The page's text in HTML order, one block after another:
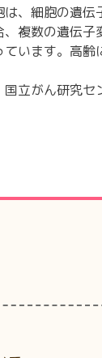
は、細胞の遺
、複数の遺伝
ています。高齢
国⽴がん研究